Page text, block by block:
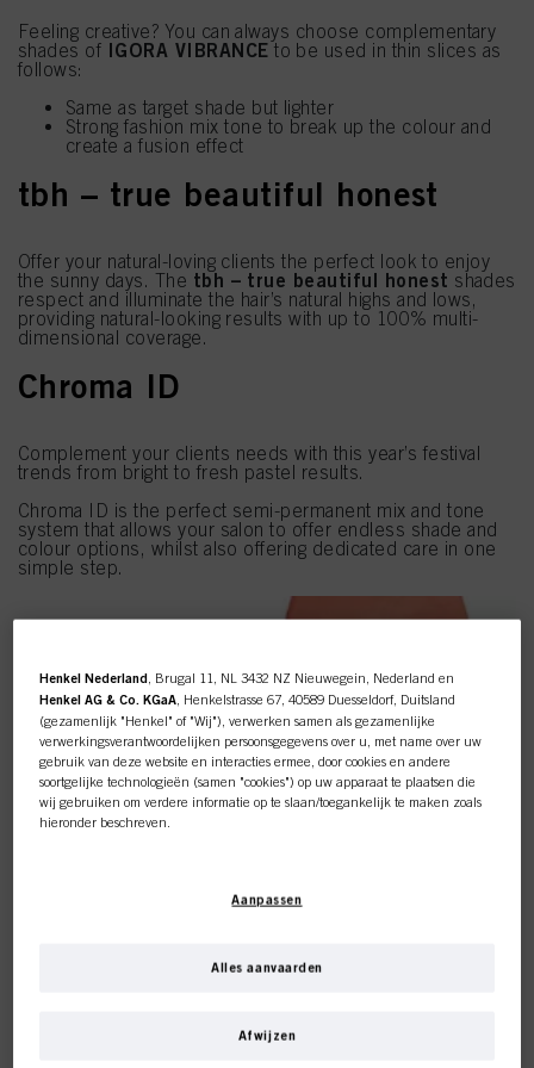
Feeling creative? You can always choose complementary
shades of IGORA VIBRANCE to be used in thin slices as
follows:
Same as target shade but lighter
Strong fashion mix tone to break up the colour and
create a fusion effect
tbh – true beautiful honest
Offer your natural-loving clients the perfect look to enjoy
the sunny days. The tbh – true beautiful honest shades
respect and illuminate the hair’s natural highs and lows,
providing natural-looking results with up to 100% multi-
dimensional coverage.
Chroma ID
Complement your clients needs with this year’s festival
trends from bright to fresh pastel results.
Chroma ID is the perfect semi-permanent mix and tone
system that allows your salon to offer endless shade and
colour options, whilst also offering dedicated care in one
simple step.
Henkel Nederland , Brugal 11, NL 3432 NZ Nieuwegein, Nederland en
Henkel AG & Co. KGaA , Henkelstrasse 67, 40589 Duesseldorf, Duitsland
(gezamenlijk "Henkel" of "Wij"), verwerken samen als gezamenlijke
verwerkingsverantwoordelijken persoonsgegevens over u, met name over uw
gebruik van deze website en interacties ermee, door cookies en andere
soortgelijke technologieën (samen "cookies") op uw apparaat te plaatsen die
wij gebruiken om verdere informatie op te slaan/toegankelijk te maken zoals
hieronder beschreven.
aangegeven in onze Gegevensbeschermingsverklaring waarnaar een link in
te meten en te optimaliseren, om u
website en uw commerciële interacties met ons (respectievelijk het bedrijf
waarvoor u werkt) analyseren en op basis daarvan uw aankopen van onze
Aanpassen
Afwijzen
Alles aanvaarden